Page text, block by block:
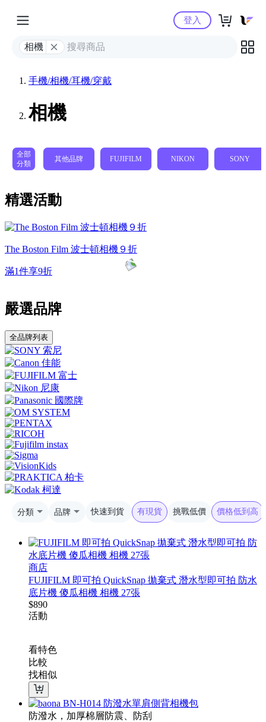
Yahoo購物中心
相機
登入
手機/相機/耳機/穿戴
相機
全部
分類
其他品牌 FUJIFILM NIKON SONY
精選活動
The Boston Film 波士頓相機９折
滿1件享9折
嚴選品牌
全品牌列表
分類 品牌 快速到貨 有現貨 挑戰低價 價格低到高
商店
FUJIFILM 即可拍 QuickSnap 拋棄式 潛水型即可拍 防水
底片機 傻瓜相機 相機 27張
$890
活動
看特色
比較
找相似
防潑水，加厚棉層防震、防刮